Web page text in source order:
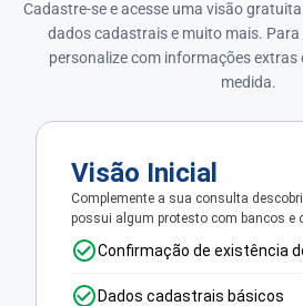
Cadastre-se e acesse uma visão
dados cadastrais e muito mais.
personalize com informações
medida.
Visão Inicial
Complemente a sua consulta
possui algum protesto com bancos e
Confirmação de existência
Dados cadastrais básicos